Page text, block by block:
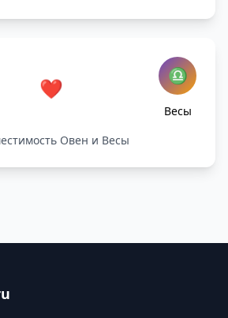
❤️ ♎
Весы
Овен и Весы